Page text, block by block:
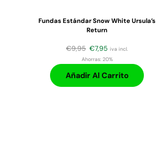
Fundas Estándar Snow White Ursula’s
Return
€9,95 €7,95 iva incl.
Ahorras:20%
Añadir Al Carrito